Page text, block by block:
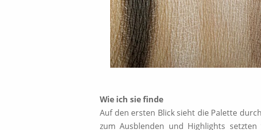
Wie ich sie finde
Auf den ersten Blick sieht die Palette
zum Ausblenden und Highlights